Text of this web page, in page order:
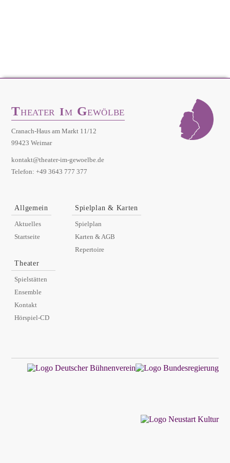
THEATER IM GEWÖLBE
Cranach-Haus am Markt 11/12
99423 Weimar
kontakt@theater-im-gewoelbe.de
Telefon: +49 3643 777 377
Allgemein
Aktuelles
Startseite
Spielplan & Karten
Spielplan
Karten & AGB
Repertoire
Theater
Spielstätten
Ensemble
Kontakt
Hörspiel-CD